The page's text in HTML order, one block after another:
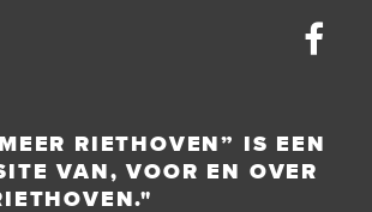
RIETHOVEN” IS EEN
VAN, VOOR EN OVER